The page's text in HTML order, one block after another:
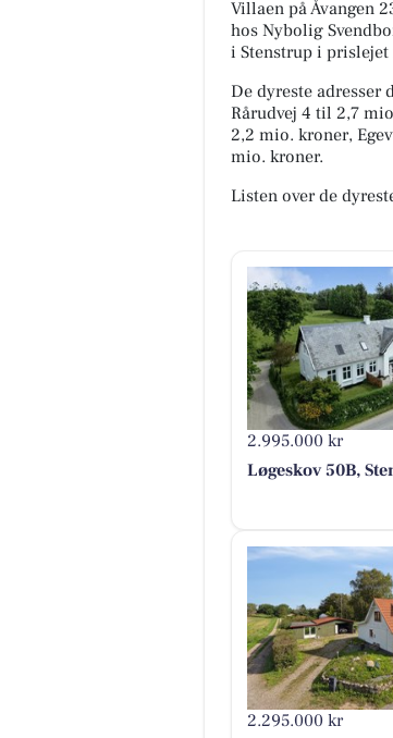
Villaen på Åvangen
hos Nybolig
i Stenstrup i
De dyreste
Rårudvej 4 til 2,7
2,2 mio. kroner,
mio. kroner.
Listen over de
2.995.000 kr
Løgeskov 50B,
2.295.000 kr